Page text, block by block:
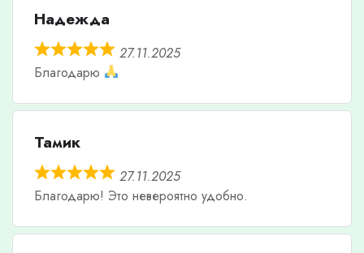
Надежда
27.11.2025
Благодарю
Тамик
27.11.2025
Благодарю! Это невероятно удобно.